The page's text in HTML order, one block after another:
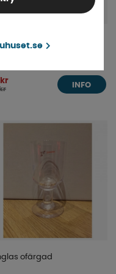
Vin/Allglas Guldlyx
INFO
ofärgad